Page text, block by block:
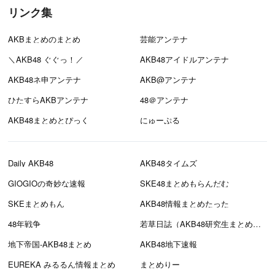
リンク集
AKBまとめのまとめ
芸能アンテナ
＼AKB48 ぐぐっ！／
AKB48アイドルアンテナ
AKB48ネ申アンテナ
AKB@アンテナ
ひたすらAKBアンテナ
48＠アンテナ
AKB48まとめとぴっく
にゅーぷる
Daily AKB48
AKB48タイムズ
GIOGIOの奇妙な速報
SKE48まとめもらんだむ
SKEまとめもん
AKB48情報まとめたった
48年戦争
若草日誌（AKB48研究生まとめブログ）
地下帝国-AKB48まとめ
AKB48地下速報
EUREKA みるるん情報まとめ
まとめりー